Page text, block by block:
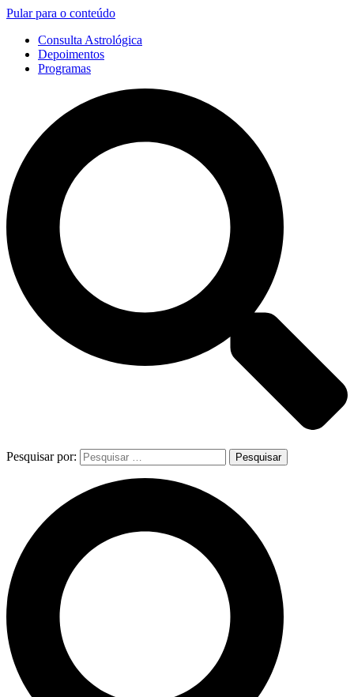
Pular para o conteúdo
Consulta Astrológica
Depoimentos
Programas
Pesquisar por: